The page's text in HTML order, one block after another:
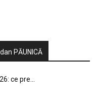
PĂUNICĂ
ce pre...